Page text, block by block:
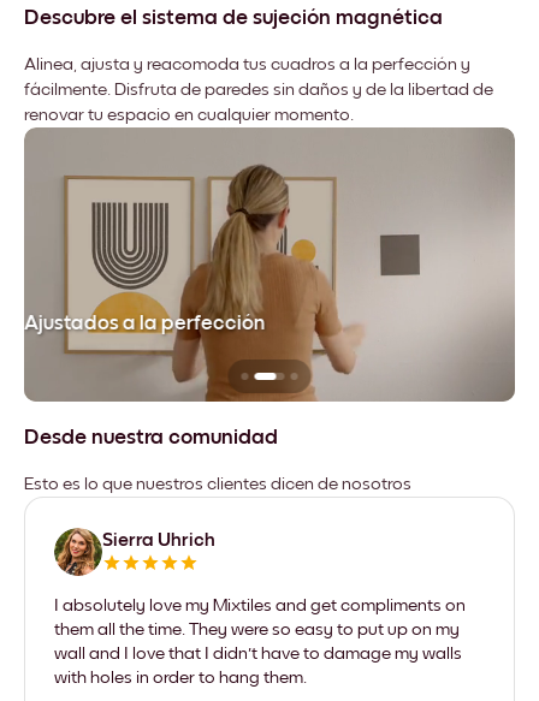
Descubre el sistema de sujeción magnética
Alinea, ajusta y reacomoda tus cuadros a la perfección y
fácilmente. Disfruta de paredes sin daños y de la libertad de
renovar tu espacio en cualquier momento.
Ajustados a la perfección
Desde nuestra comunidad
Esto es lo que nuestros clientes dicen de nosotros
Sierra Uhrich
I absolutely love my Mixtiles and get compliments on
them all the time. They were so easy to put up on my
wall and I love that I didn't have to damage my walls
with holes in order to hang them.